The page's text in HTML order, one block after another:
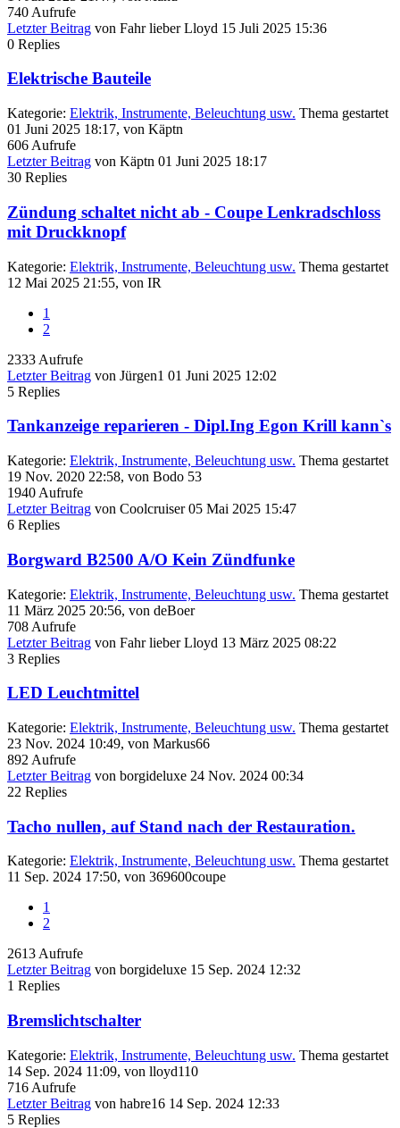
740 Aufrufe
Letzter Beitrag von Fahr lieber Lloyd 15 Juli 2025 15:36
0 Replies
Elektrische Bauteile
Kategorie: Elektrik, Instrumente, Beleuchtung usw. Thema gestartet
01 Juni 2025 18:17, von Käptn
606 Aufrufe
Letzter Beitrag von Käptn 01 Juni 2025 18:17
30 Replies
Zündung schaltet nicht ab - Coupe Lenkradschloss
mit Druckknopf
Kategorie: Elektrik, Instrumente, Beleuchtung usw. Thema gestartet
12 Mai 2025 21:55, von IR
1
2
2333 Aufrufe
Letzter Beitrag von Jürgen1 01 Juni 2025 12:02
5 Replies
Tankanzeige reparieren - Dipl.Ing Egon Krill kann`s
Kategorie: Elektrik, Instrumente, Beleuchtung usw. Thema gestartet
19 Nov. 2020 22:58, von Bodo 53
1940 Aufrufe
Letzter Beitrag von Coolcruiser 05 Mai 2025 15:47
6 Replies
Borgward B2500 A/O Kein Zündfunke
Kategorie: Elektrik, Instrumente, Beleuchtung usw. Thema gestartet
11 März 2025 20:56, von deBoer
708 Aufrufe
Letzter Beitrag von Fahr lieber Lloyd 13 März 2025 08:22
3 Replies
LED Leuchtmittel
Kategorie: Elektrik, Instrumente, Beleuchtung usw. Thema gestartet
23 Nov. 2024 10:49, von Markus66
892 Aufrufe
Letzter Beitrag von borgideluxe 24 Nov. 2024 00:34
22 Replies
Tacho nullen, auf Stand nach der Restauration.
Kategorie: Elektrik, Instrumente, Beleuchtung usw. Thema gestartet
11 Sep. 2024 17:50, von 369600coupe
1
2
2613 Aufrufe
Letzter Beitrag von borgideluxe 15 Sep. 2024 12:32
1 Replies
Bremslichtschalter
Kategorie: Elektrik, Instrumente, Beleuchtung usw. Thema gestartet
14 Sep. 2024 11:09, von lloyd110
716 Aufrufe
Letzter Beitrag von habre16 14 Sep. 2024 12:33
5 Replies